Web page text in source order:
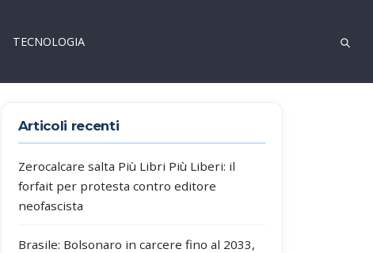
TECNOLOGIA
Articoli recenti
Zerocalcare salta Più Libri Più Liberi: il
forfait per protesta contro editore
neofascista
Brasile: Bolsonaro in carcere fino al 2033,